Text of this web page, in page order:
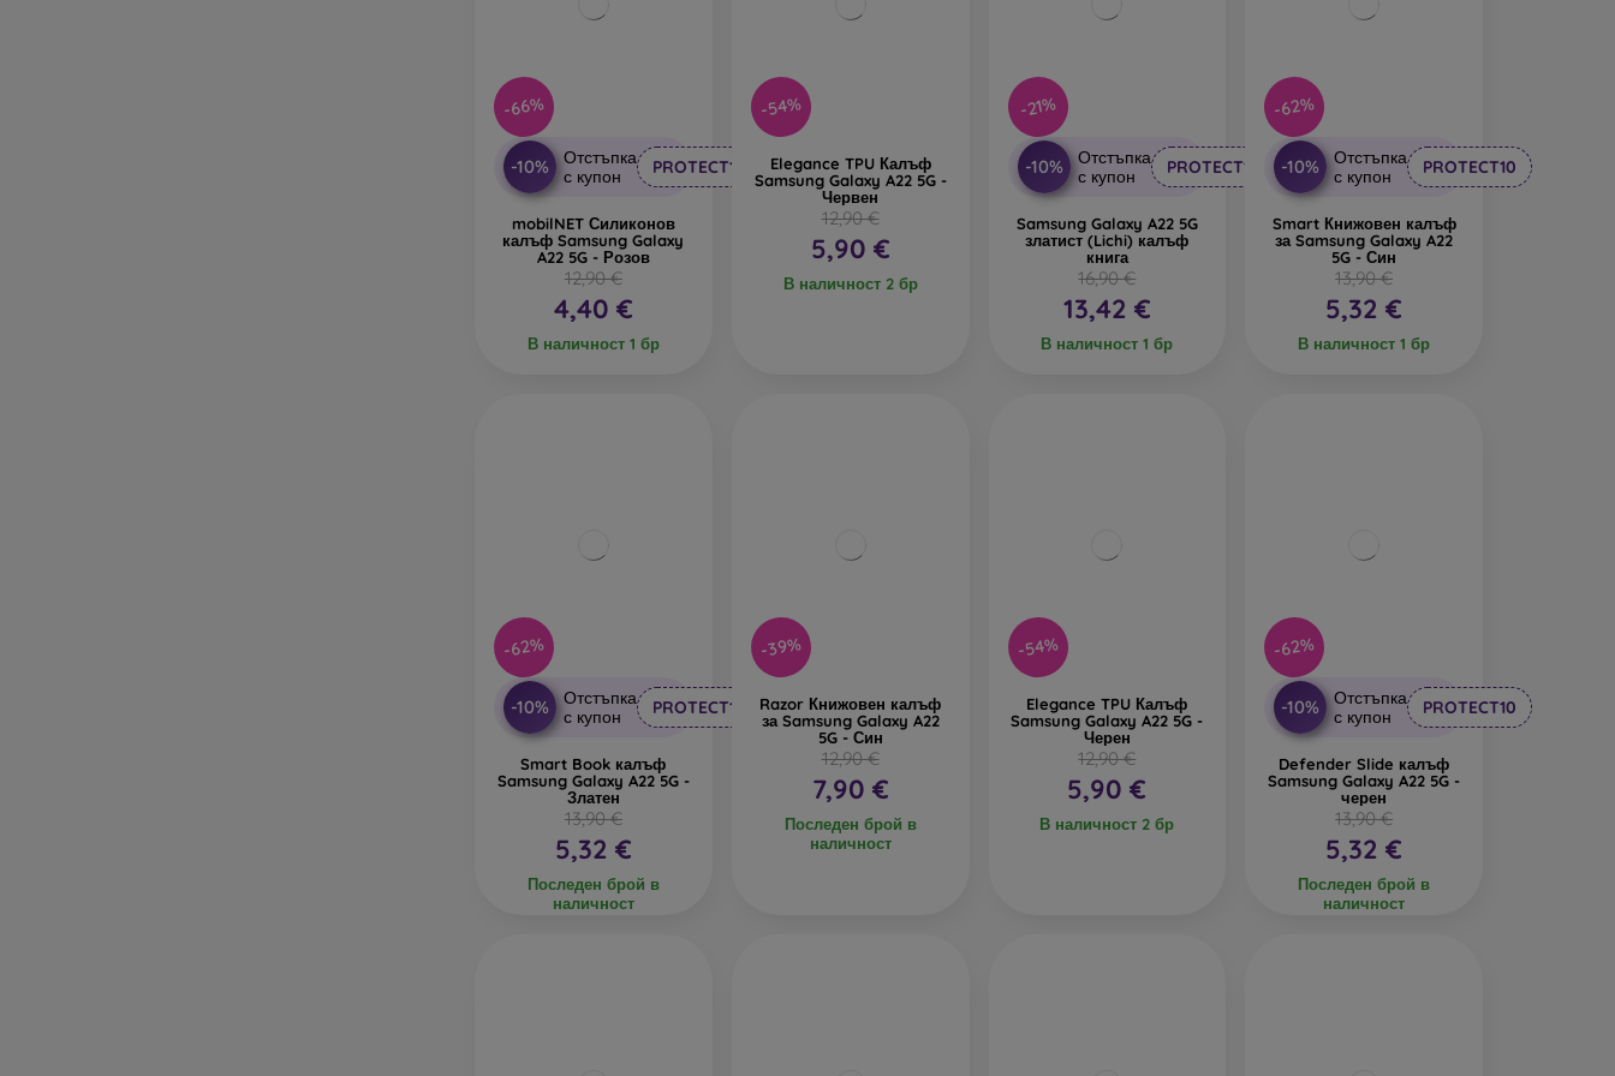
-66%
-10%
Отстъпка
с купон
PROTECT10
mobilNET Силиконов
калъф Samsung Galaxy
A22 5G - Розов
12,90 €
4,40 €
В наличност 1 бр
-54%
Elegance TPU Калъф
Samsung Galaxy A22 5G -
Червен
12,90 €
5,90 €
В наличност 2 бр
-21%
-10%
Отстъпка
с купон
PROTECT10
Samsung Galaxy A22 5G
златист (Lichi) калъф
книга
16,90 €
13,42 €
В наличност 1 бр
-62%
-10%
Отстъпка
с купон
PROTECT10
Smart Книжовен калъф
за Samsung Galaxy A22
5G - Син
13,90 €
5,32 €
В наличност 1 бр
-62%
-10%
Отстъпка
с купон
PROTECT10
Smart Book калъф
Samsung Galaxy A22 5G -
Златен
13,90 €
5,32 €
Последен брой в
наличност
-39%
Razor Книжовен калъф
за Samsung Galaxy A22
5G - Син
12,90 €
7,90 €
Последен брой в
наличност
-54%
Elegance TPU Калъф
Samsung Galaxy A22 5G -
Черен
12,90 €
5,90 €
В наличност 2 бр
-62%
-10%
Отстъпка
с купон
PROTECT10
Defender Slide калъф
Samsung Galaxy A22 5G -
черен
13,90 €
5,32 €
Последен брой в
наличност